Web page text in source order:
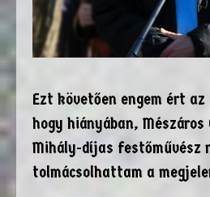
Ezt követően engem ért
hogy hiányában, Mészáros
Mihály-díjas festőművész
tolmácsolhattam a